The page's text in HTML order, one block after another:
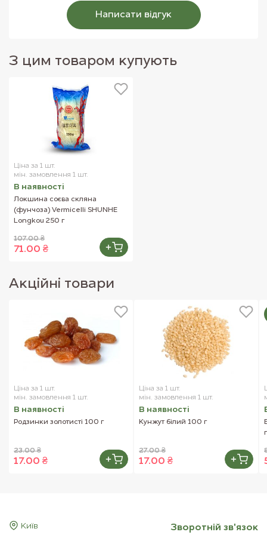
Написати вiдгук
З цим товаром купують
Ціна за 1 шт.
мін. замовлення 1 шт.
В наявностi
Локшина соєва скляна
(фунчоза) Vermicelli SHUNHE
Longkou 250 г
107.00 ₴
71.00 ₴
Акцiйнi товари
Ціна за 1 шт.
мін. замовлення 1 шт.
В наявностi
Родзинки золотисті 100 г
23.00 ₴
17.00 ₴
Ціна за 1 шт.
мін. замовлення 1 шт.
В наявностi
Кунжут білий 100 г
27.00 ₴
17.00 ₴
Київ Зворотнiй зв'язок